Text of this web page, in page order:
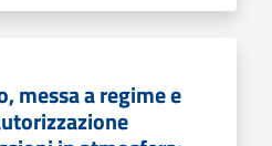
messa a regime e